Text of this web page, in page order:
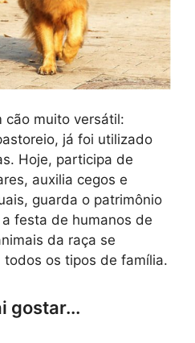
cão muito versátil:
já foi utilizado
Hoje, participa de
auxilia cegos e
guarda o patrimônio
festa de humanos de
da raça se
os tipos de família.
gostar...